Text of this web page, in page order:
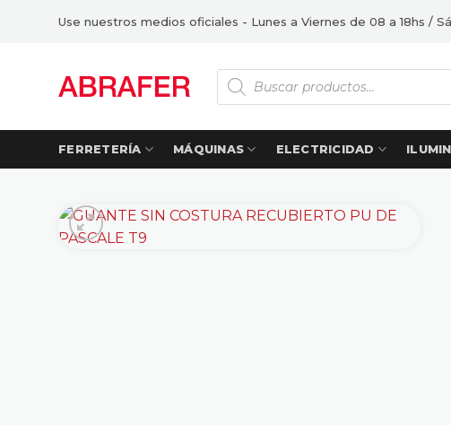
Use nuestros medios oficiales - Lunes a Viernes de 08 a 18hs /
Búsqueda
de
productos
FERRETERÍA MÁQUINAS ELECTRICIDAD